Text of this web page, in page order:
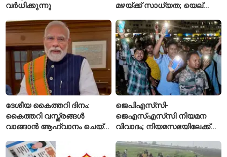
വർധിക്കുന്നു
മഴയ്ക്ക് സാധ്യത; യെല്ലോ
ഐഎംഡി
ദേശീയ കൈത്തറി ദിനം:
കൈത്തറി വസ്ത്രങ്ങൾ
വാങ്ങാൻ ആഹ്വാനം ചെയ്ത്
ജെപിഎസ്‌സി-
ജെഎസ്എസ്‌സി നിയമന
വിവാദം; നിയമസഭയിലേക്ക്